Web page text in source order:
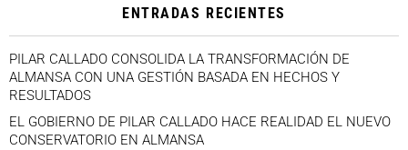
ENTRADAS RECIENTES
PILAR CALLADO CONSOLIDA LA TRANSFORMACIÓN DE
ALMANSA CON UNA GESTIÓN BASADA EN HECHOS Y
RESULTADOS
EL GOBIERNO DE PILAR CALLADO HACE REALIDAD EL NUEVO
CONSERVATORIO EN ALMANSA